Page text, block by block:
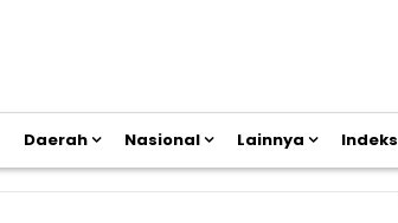
Daerah Nasional Lainnya Indeks